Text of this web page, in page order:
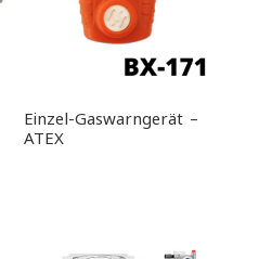
Einzel-Gaswarngerät –
ATEX